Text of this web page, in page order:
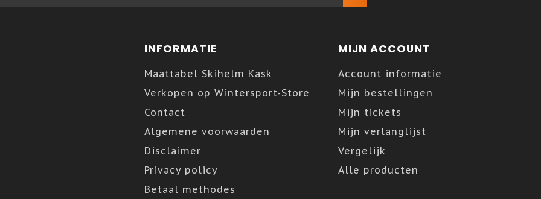
INFORMATIE
Maattabel Skihelm Kask
Verkopen op Wintersport-Store
Contact
Algemene voorwaarden
Disclaimer
Privacy policy
Betaal methodes
MIJN ACCOUNT
Account informatie
Mijn bestellingen
Mijn tickets
Mijn verlanglijst
Vergelijk
Alle producten